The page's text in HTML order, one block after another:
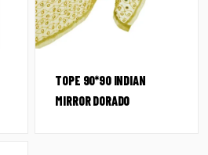
TOPE 90*90 INDIAN
MIRROR DORADO